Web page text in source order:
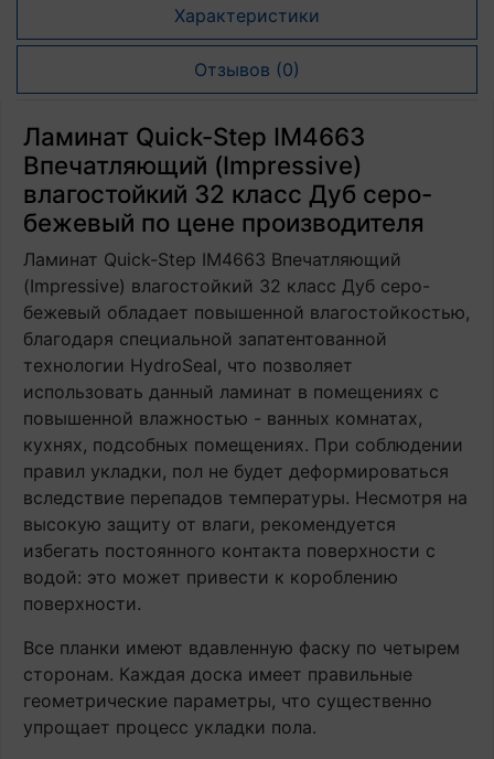
Характеристики
Отзывов (0)
Ламинат Quick-Step IM4663
Впечатляющий (Impressive)
влагостойкий 32 класс Дуб серо-
бежевый по цене производителя
Ламинат Quick-Step IM4663 Впечатляющий
(Impressive) влагостойкий 32 класс Дуб серо-
бежевый обладает повышенной влагостойкостью,
благодаря специальной запатентованной
технологии HydroSeal, что позволяет
использовать данный ламинат в помещениях с
повышенной влажностью - ванных комнатах,
кухнях, подсобных помещениях. При соблюдении
правил укладки, пол не будет деформироваться
вследствие перепадов температуры. Несмотря на
высокую защиту от влаги, рекомендуется
избегать постоянного контакта поверхности с
водой: это может привести к короблению
поверхности.
Все планки имеют вдавленную фаску по четырем
сторонам. Каждая доска имеет правильные
геометрические параметры, что существенно
упрощает процесс укладки пола.